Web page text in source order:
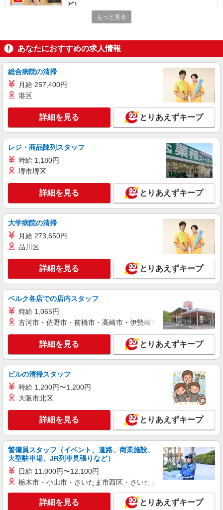
ど）
時給1,230円 ※22:00〜翌5:00：時給1,538円 ※
高校生時給1,200円 ※早朝手当（5:00〜9:00）時給
キープ 詳細を見る
アルバイト パート
すき家 千葉小倉店
すき家の店舗スタッフ（接客・調理・清掃な
ど）
時給1,538円
千葉県千葉市若葉区小倉町862-3
キープ 詳細を見る
アルバイト パート
COCO’S 千葉小倉町店
ココスのキッチン（フード）スタッフ
時給1180円 ※22:00〜翌5:00：時給1475円 ※
間当たり＋100円 ■特別手当 早朝手当（5:00〜
キープ 詳細を見る
パート
若葉ケアコミュニティそよ風：RO11049
【時給】1,200円〜1,300円 ▼下記別途支給 通
勤手当 年末年始手当：380円/時 寸志あり：年二回
（6月・12月）
千葉県千葉市若葉区若松町2076-3
キープ 詳細を見る
アルバイト パート
タイヨー千葉店
時給 一般：1,275円 ★賞与年2回支給（条件あ
り） ▼その他、待遇欄をご覧ください▼
千葉県千葉市若葉区東寺山町777-9
キープ 詳細を見る
アルバイト パート
タイヨー千葉店
食品スーパーの鮮魚スタッフ
もっと見る
あなたにおすすめの求人情報
総合病院の清掃
月給 257,400円
港区
詳細を見る とりあえずキープ
レジ・商品陳列スタッフ
時給 1,180円
堺市堺区
詳細を見る とりあえずキープ
大学病院の清掃
月給 273,650円
品川区
詳細を見る とりあえずキープ
ベルク各店での店内スタッフ
時給 1,065円
古河市・佐野市・前橋市・高崎市・伊勢崎市・太田市・館林市
詳細を見る とりあえずキープ
ビルの清掃スタッフ
時給 1,200円〜1,200円
大阪市北区
詳細を見る とりあえずキープ
警備員スタッフ（イベント、道路、商業施設、
大型駐車場、JR列車見張りなど）
日給 11,000円〜12,100円
栃木市・小山市・さいたま市西区・さいたま市岩槻区・久喜市・
詳細を見る とりあえずキープ